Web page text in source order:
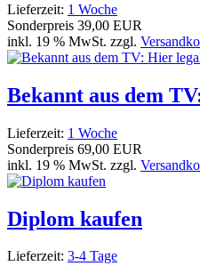
Lieferzeit: 1 Woche
Sonderpreis 39,00 EUR
inkl. 19 % MwSt. zzgl.
Bekannt aus dem
Lieferzeit: 1 Woche
Sonderpreis 69,00 EUR
inkl. 19 % MwSt. zzgl.
Diplom kaufen
Lieferzeit: 3-4 Tage